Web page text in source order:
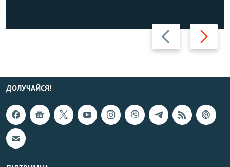
Назад Вперед
ДОЛУЧАЙСЯ!